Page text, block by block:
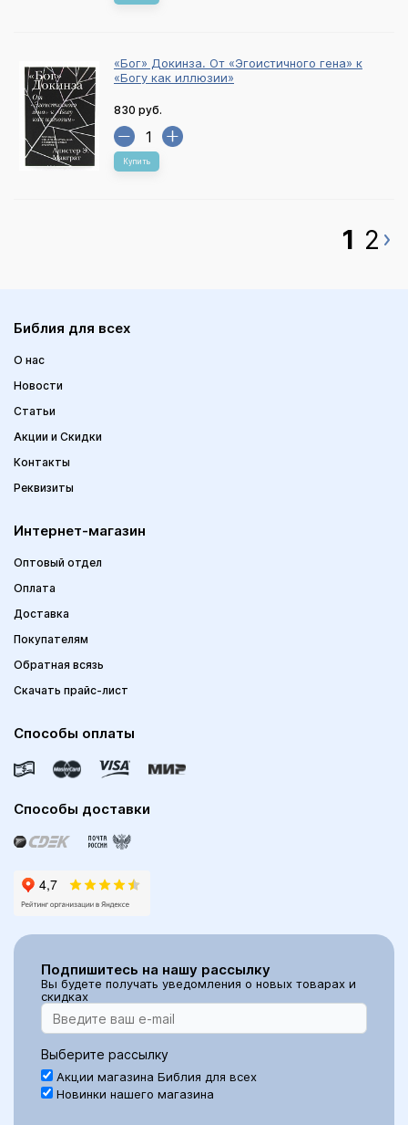
«Бог» Докинза. От «Эгоистичного гена» к
«Богу как иллюзии»
830 руб.
Купить
1 2
Библия для всех
О нас
Новости
Статьи
Акции и Скидки
Контакты
Реквизиты
Интернет-магазин
Оптовый отдел
Оплата
Доставка
Покупателям
Обратная всязь
Скачать прайс-лист
Способы оплаты
Способы доставки
Подпишитесь на нашу рассылку
Вы будете получать уведомления о новых товарах и
скидках
Выберите рассылку
Акции магазина Библия для всех
Новинки нашего магазина